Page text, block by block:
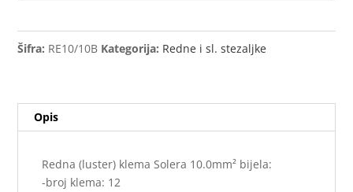
Solera
10.0mm²
Šifra: RE10/10B Kategorija: Redne i sl. stezaljke
Opis
Redna (luster) klema Solera 10.0mm² bijela:
-broj klema: 12